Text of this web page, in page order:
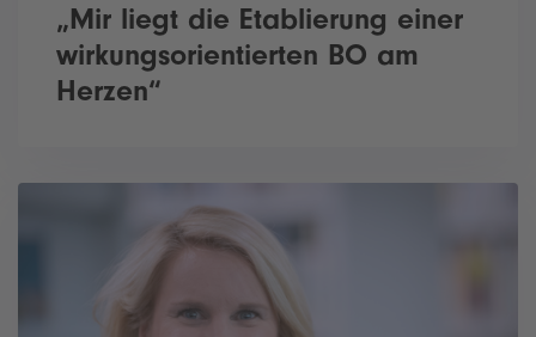
„Mir liegt die Etablierung einer
wirkungsorientierten BO am
Herzen“